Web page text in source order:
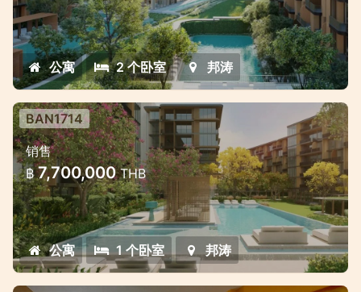
独家高品质公寓项目，付款方式灵活。
公寓 2 个卧室 邦涛
位于邦涛中心地带的豪华万豪风格公寓
项目
独家高品质公寓项目，付款方式灵活。
BAN1714
销售
฿ 7,700,000THB
公寓 1 个卧室 邦涛